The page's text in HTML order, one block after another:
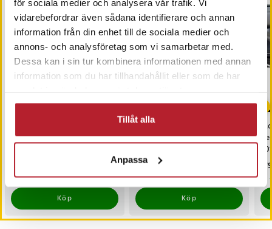
för sociala medier och analysera vår trafik. Vi
vidarebefordrar även sådana identifierare och annan
information från din enhet till de sociala medier och
annons- och analysföretag som vi samarbetar med.
Dessa kan i sin tur kombinera informationen med annan
information som du har tillhandahållit eller som de har
Tillåt alla
Anpassa
Benz A-Klass 2019-2024 /
AMG A35 2020-2024 / CLA
I lager, levereras inom 1-2 vardagar
Köp
BÄSTSÄLJARE
Trimmerhuvud för
näshår till Philips
nästrimmerhuvud
Pris 99 kr
99 kr
I lager, levereras inom 1-2 vardagar
Köp